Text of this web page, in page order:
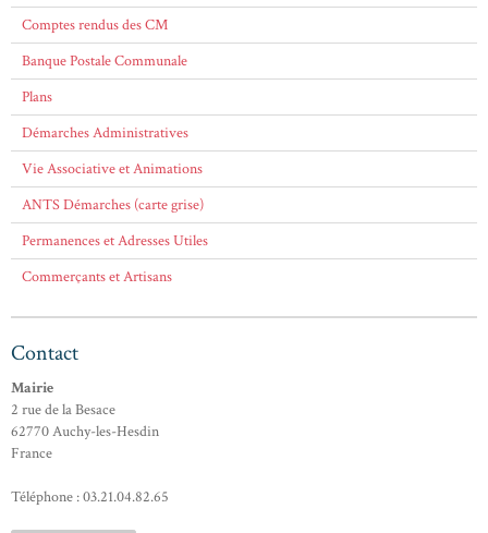
Comptes rendus des CM
Banque Postale Communale
Plans
Démarches Administratives
Vie Associative et Animations
ANTS Démarches (carte grise)
Permanences et Adresses Utiles
Commerçants et Artisans
Contact
Mairie
2 rue de la Besace
62770 Auchy-les-Hesdin
France
Téléphone : 03.21.04.82.65